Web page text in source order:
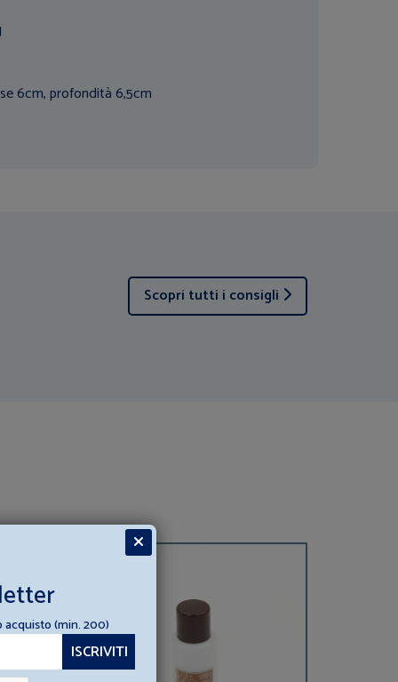
6cm, profondità 6,5cm
Scopri tutti i consigli
(min. 200)